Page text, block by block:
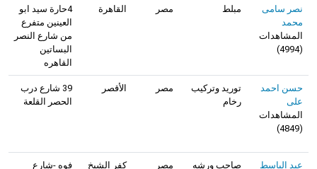
نصر سامى
محمد
المشاهدات
(
4994
)
مبلط مصر القاهرة
4حارة سيد ابو
العينين متفرع
من شارع النصر
البساتين
القاهره
حسن احمد
على
المشاهدات
(
4849
)
توريد وتركيب
رخام
مصر الأقصر
39 شارع درب
الحصر القلعة
عبد الباسط
صاحب ورشه
مصر كفر الشيخ
فوه -شارع